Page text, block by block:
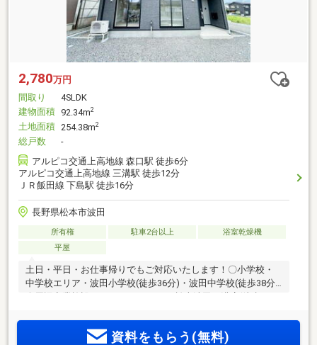
2,780万円
間取り
4SLDK
建物面積 92.34m2
土地面積 254.38m2
総戸数
-
アルピコ交通上高地線 森口駅 徒歩6分
アルピコ交通上高地線 三溝駅 徒歩12分
ＪＲ飯田線 下島駅 徒歩16分
長野県松本市波田
所有権 駐車2台以上
浴室乾燥機
平屋
土日・平日・お仕事帰りでもご対応いたします！〇小学校・
中学校エリア・波田小学校(徒歩36分)・波田中学校(徒歩38分)
分)○●ONETEAM不動産なら資金計画からサポート●〇 ローン
に不安事ございませんか？・ローンについてわからない・車
資料をもらう(無料)